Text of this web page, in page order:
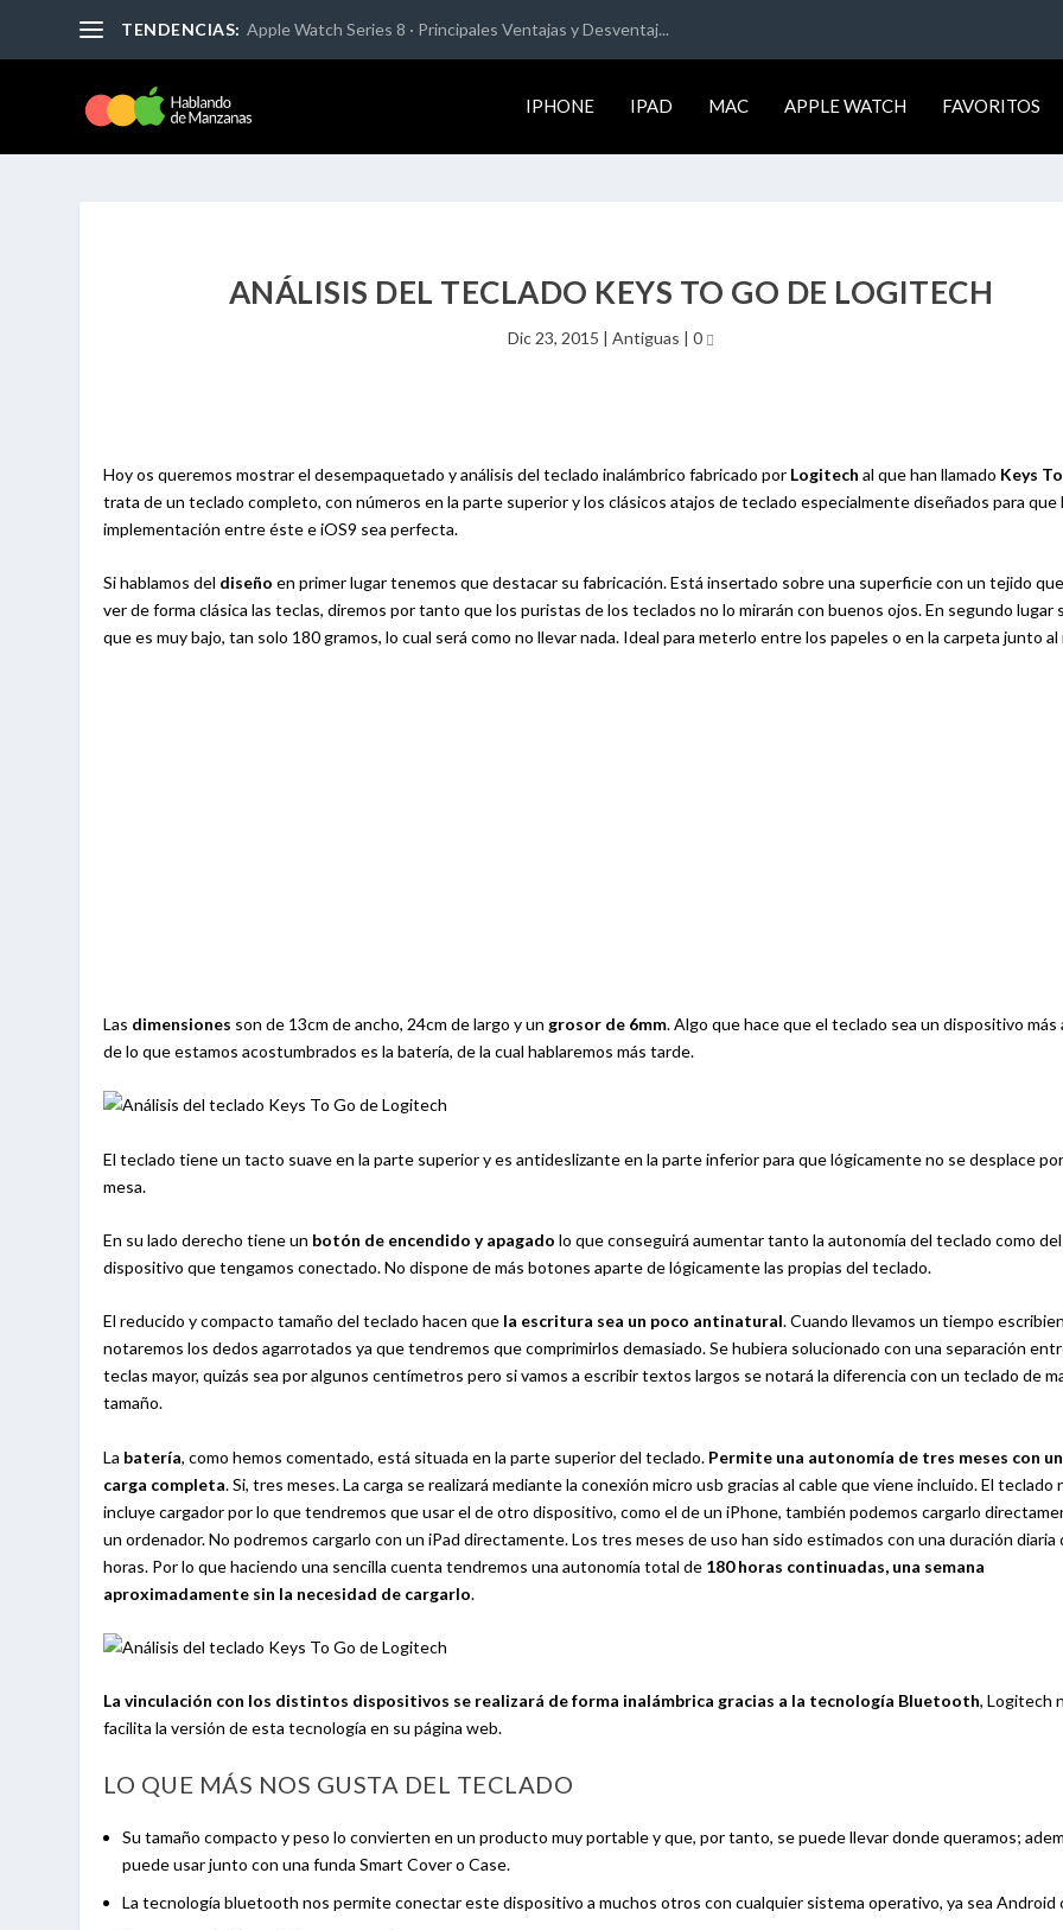
TENDENCIAS: Apple Watch Series 8 · Principales Ventajas y Desventaj...
IPHONE IPAD MAC APPLE WATCH FAVORITOS
ANÁLISIS DEL TECLADO KEYS TO GO DE LOGITECH
Dic 23, 2015 | Antiguas | 0
Hoy os queremos mostrar el desempaquetado y análisis del teclado inalámbrico fabricado por Logitech al que han llamado Keys
trata de un teclado completo, con números en la parte superior y los clásicos atajos de teclado especialmente diseñados para que
implementación entre éste e iOS9 sea perfecta.
Si hablamos del diseño en primer lugar tenemos que destacar su fabricación. Está insertado sobre una superficie con un tejido
ver de forma clásica las teclas, diremos por tanto que los puristas de los teclados no lo mirarán con buenos ojos. En segundo lugar
que es muy bajo, tan solo 180 gramos, lo cual será como no llevar nada. Ideal para meterlo entre los papeles o en la carpeta junto al
Las dimensiones son de 13cm de ancho, 24cm de largo y un grosor de 6mm. Algo que hace que el teclado sea un dispositivo más
de lo que estamos acostumbrados es la batería, de la cual hablaremos más tarde.
El teclado tiene un tacto suave en la parte superior y es antideslizante en la parte inferior para que lógicamente no se desplace
mesa.
En su lado derecho tiene un botón de encendido y apagado lo que conseguirá aumentar tanto la autonomía del teclado como del
dispositivo que tengamos conectado. No dispone de más botones aparte de lógicamente las propias del teclado.
El reducido y compacto tamaño del teclado hacen que la escritura sea un poco antinatural. Cuando llevamos un tiempo
notaremos los dedos agarrotados ya que tendremos que comprimirlos demasiado. Se hubiera solucionado con una separación
teclas mayor, quizás sea por algunos centímetros pero si vamos a escribir textos largos se notará la diferencia con un teclado de
tamaño.
La batería, como hemos comentado, está situada en la parte superior del teclado. Permite una autonomía de tres meses con
carga completa. Si, tres meses. La carga se realizará mediante la conexión micro usb gracias al cable que viene incluido. El teclado
incluye cargador por lo que tendremos que usar el de otro dispositivo, como el de un iPhone, también podemos cargarlo
un ordenador. No podremos cargarlo con un iPad directamente. Los tres meses de uso han sido estimados con una duración diaria
horas. Por lo que haciendo una sencilla cuenta tendremos una autonomía total de 180 horas continuadas, una semana
aproximadamente sin la necesidad de cargarlo.
La vinculación con los distintos dispositivos se realizará de forma inalámbrica gracias a la tecnología Bluetooth, Logitech
facilita la versión de esta tecnología en su página web.
LO QUE MÁS NOS GUSTA DEL TECLADO
Su tamaño compacto y peso lo convierten en un producto muy portable y que, por tanto, se puede llevar donde queramos;
puede usar junto con una funda Smart Cover o Case.
La tecnología bluetooth nos permite conectar este dispositivo a muchos otros con cualquier sistema operativo, ya sea Android